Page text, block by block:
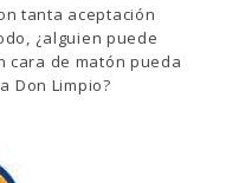
tanta aceptación
¿alguien puede
cara de matón pueda
Don Limpio?